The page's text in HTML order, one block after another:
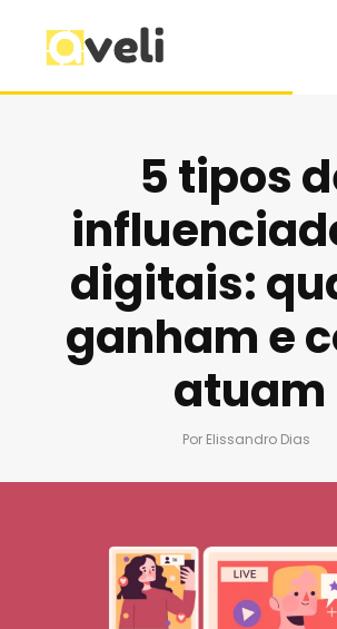
5 tipos
digitais:
ganham e
atuam
Por Elissandro Dias